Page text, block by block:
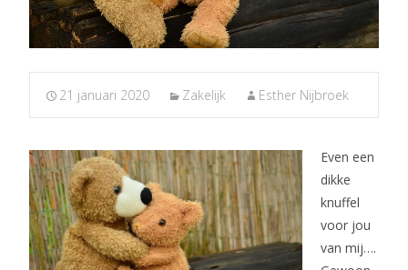
21 januari 2020 Zakelijk Esther Nijbroek
Even een
dikke
knuffel
voor jou
van mij….